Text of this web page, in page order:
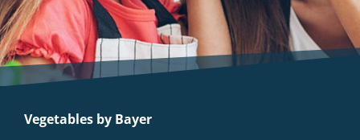
Vegetables by Bayer